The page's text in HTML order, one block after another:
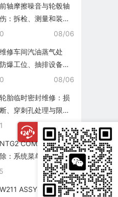
轴摩擦噪音与轮毂轴
：拆检、测量和装复
08/06
修车间汽油蒸气处
爆工位、抽排设备与
集
08/06
胎临时密封维修：损
、穿刺孔处理与限速
08/06
COMAND个人数
：系统菜单、恢复出
果确认
08/06
ASSYST保养菜